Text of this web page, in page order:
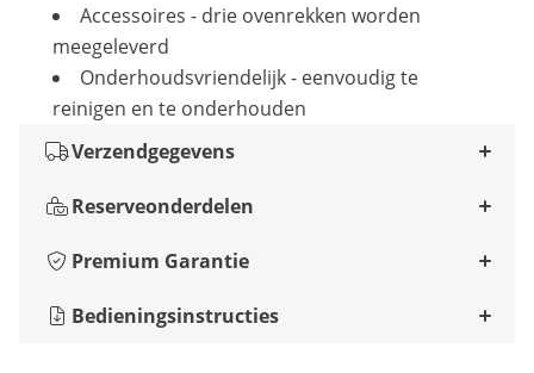
Accessoires - drie ovenrekken worden
meegeleverd
Onderhoudsvriendelijk - eenvoudig te
reinigen en te onderhouden
Verzendgegevens
Reserveonderdelen
Premium Garantie
Bedieningsinstructies